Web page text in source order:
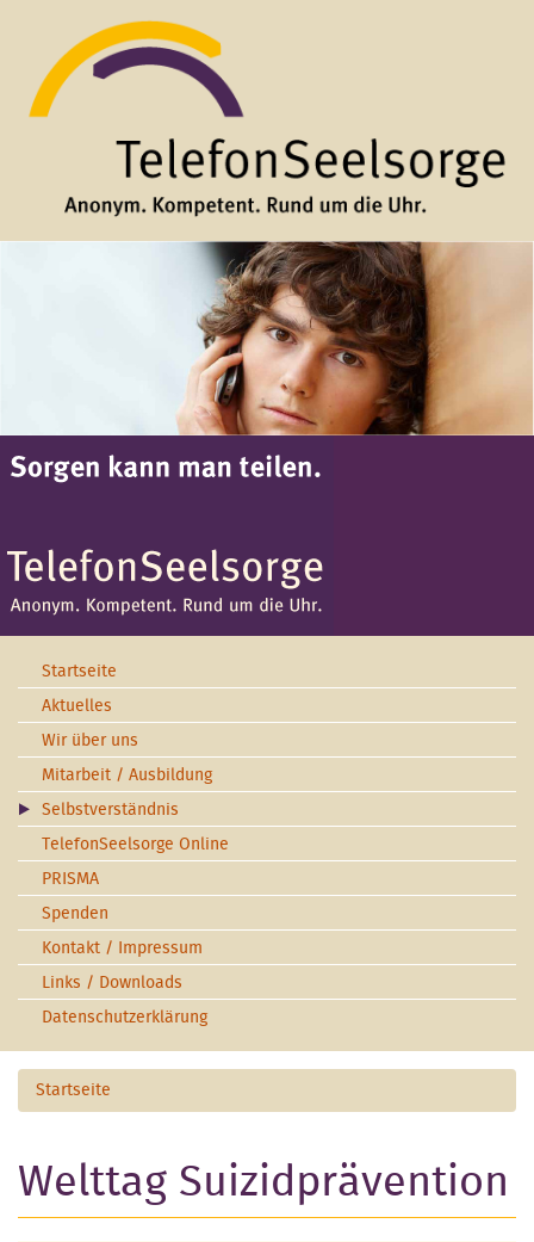
Startseite
Aktuelles
Wir über uns
Mitarbeit / Ausbildung
Selbstverständnis
TelefonSeelsorge Online
PRISMA
Spenden
Kontakt / Impressum
Links / Downloads
Datenschutzerklärung
Startseite
Welttag Suizidprävention